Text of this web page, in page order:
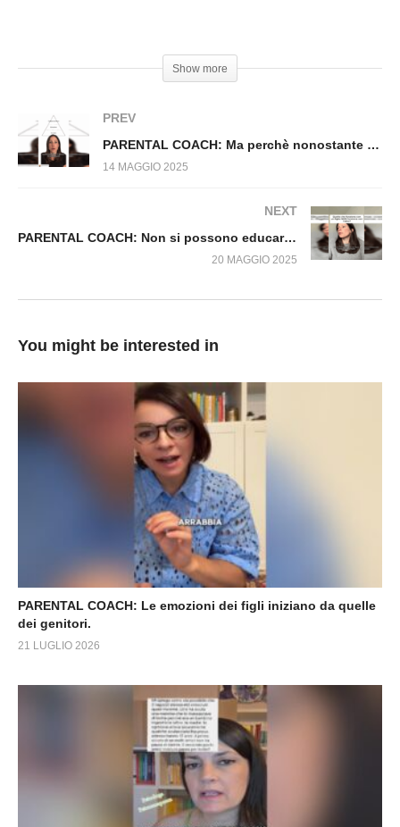
Show more
PREV
PARENTAL COACH: Ma perchè nonostante continui a sgridarli, i miei figli continuano a rifare le stesse cose?
14 MAGGIO 2025
NEXT
PARENTAL COACH: Non si possono educare i bambini tutti allo stesso modo
20 MAGGIO 2025
You might be interested in
PARENTAL COACH: Le emozioni dei figli iniziano da quelle
dei genitori.
21 LUGLIO 2026